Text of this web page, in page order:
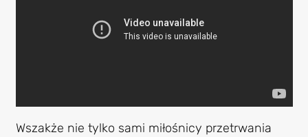
Wszakże nie tylko sami miłośnicy przetrwania